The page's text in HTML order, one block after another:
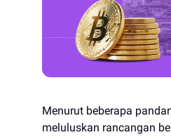
Menurut beberapa
meluluskan rancangan